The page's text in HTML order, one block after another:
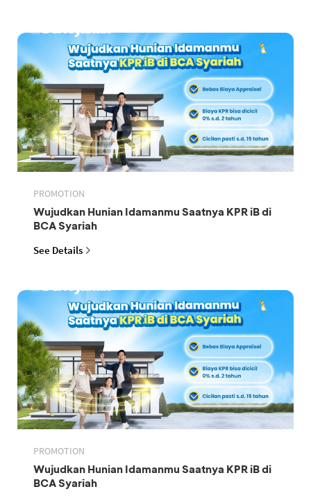
PROMOTION
Wujudkan Hunian Idamanmu Saatnya KPR iB di
BCA Syariah
See Details
PROMOTION
Wujudkan Hunian Idamanmu Saatnya KPR iB di
BCA Syariah